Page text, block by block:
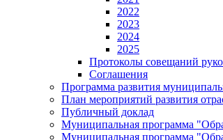
2022
2023
2024
2025
Протоколы совещаний
Соглашения
Программа развития
План мероприятий развития
Публичный доклад
Муниципальная программа
Муниципальная программа